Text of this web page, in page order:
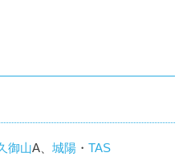
御山A、 城陽 ・ TAS